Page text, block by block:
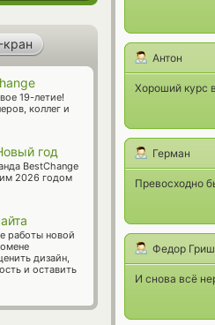
Антон
Хороший курс
Герман
Превосходно
Федор
И снова всё
кран
19-летие!
коллег и
год
BestChange
2026 годом
работы новой
дизайн,
и оставить